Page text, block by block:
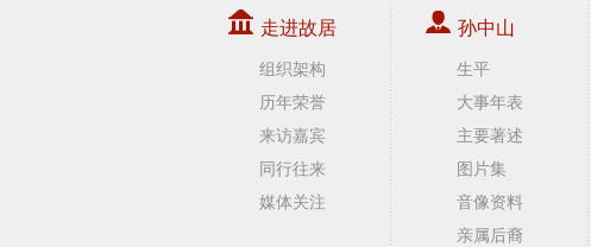
走进故居
组织架构
历年荣誉
来访嘉宾
同行往来
媒体关注
孙中山
生平
大事年表
主要著述
图片集
音像资料
亲属后裔